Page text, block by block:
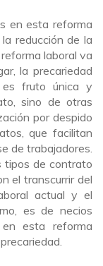
en esta reforma
reducción de la
laboral va
la precariedad
fruto única y
sino de otras
por despido
que facilitan
de trabajadores.
tipos de contrato
el transcurrir del
actual y el
es de necios
esta reforma